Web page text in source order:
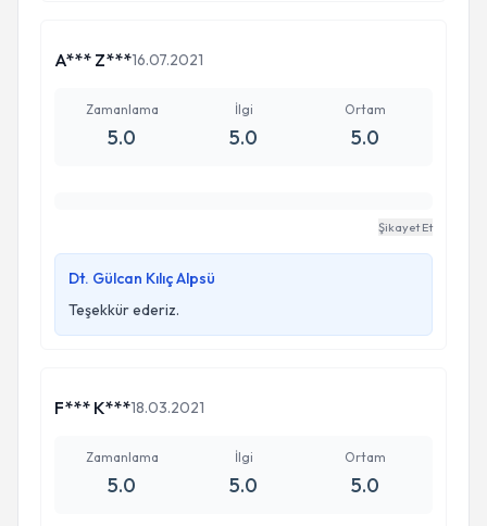
A*** Z***16.07.2021
Zamanlama
5.0
İlgi
5.0
Ortam
5.0
Şikayet Et
Dt. Gülcan Kılıç Alpsü
Teşekkür ederiz.
F*** K***18.03.2021
Zamanlama
5.0
İlgi
5.0
Ortam
5.0